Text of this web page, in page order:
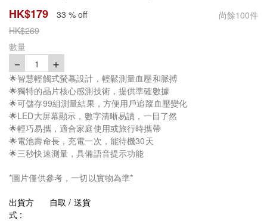
HK$179 33 % off 尚餘100件
HK$269
數量
－ 1 ＋
🌟智慧輕觸式螢幕設計，輕鬆測量血壓和脈搏
🌟獨特的晶片核心感測技術，提供準確數據
🌟可儲存99組測量結果，方便用戶追蹤血壓變化
🌟LED大屏幕顯示，數字清晰易讀，一目了然
🌟輕巧易攜，適合家庭使用或旅行時攜帶
🌟電池壽命長，充電一次，能待機30天
🌟三秒快速測量，具備語音提示功能
*圖片僅供參考，一切以實物為準*
出貨方
式 :
自取 / 送貨